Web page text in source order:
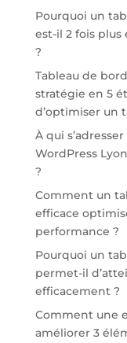
Pourquoi un
est-il 2 fois
?
Tableau de
stratégie en 5
d’optimiser un
À qui
WordPress
?
Comment un
efficace
performance ?
Pourquoi un
permet-il
efficacement ?
Comment une
améliorer 3